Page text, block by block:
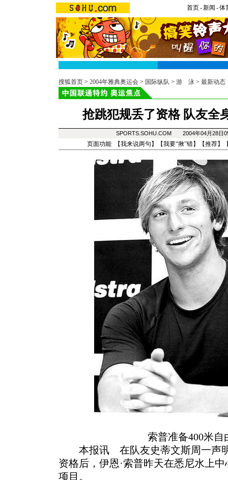
首页-新闻 -体
搜狐首页 > 2004年雅典奥运会 > 国际纵队 > 游 泳 > 最新动态
抢跳犯规丢了资格 队友全
SPORTS.SOHU.COM 2004年04月28
页面功能 【我来说两句 】【我要“揪”错】【推荐】
索普准备400米自
本报讯 在队友史蒂文斯周一声明
资格后，伊恩·索普昨天在悉尼水上
项目。